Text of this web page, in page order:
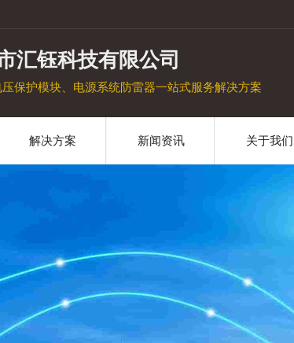
汇钰科技有限公司
保护模块、电源系统防雷器一站式服务解决方案
解决方案 新闻资讯 关于我们